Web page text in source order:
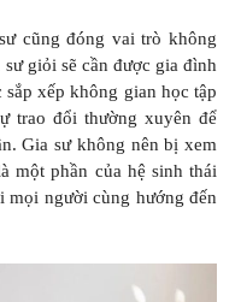
cũng đóng vai trò không
giỏi sẽ cần được gia đình
xếp không gian học tập
trao đổi thường xuyên để
Gia sư không nên bị xem
một phần của hệ sinh thái
mọi người cùng hướng đến